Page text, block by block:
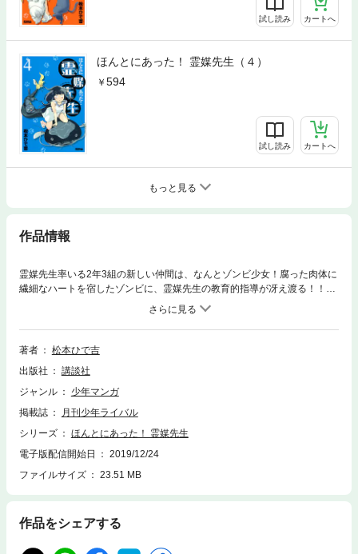
試し読み カートへ
ほんとにあった！ 霊媒先生（４）
594
試し読み カートへ
もっと見る
作品情報
霊媒先生率いる2年3組の新しい仲間は、なんとゾンビ少女！腐った肉体に
繊細なハートを宿したゾンビに、霊媒先生の教育的指導が冴え渡る！！愉
快な仲間たちが命がけで繰り広げる怖面白い学園ギャグ！第35回講談社漫
著者
松本ひで吉
出版社
講談社
ジャンル
少年マンガ
掲載誌
月刊少年ライバル
シリーズ
ほんとにあった！ 霊媒先生
電子版配信開始日
2019/12/24
ファイルサイズ
23.51 MB
作品をシェアする